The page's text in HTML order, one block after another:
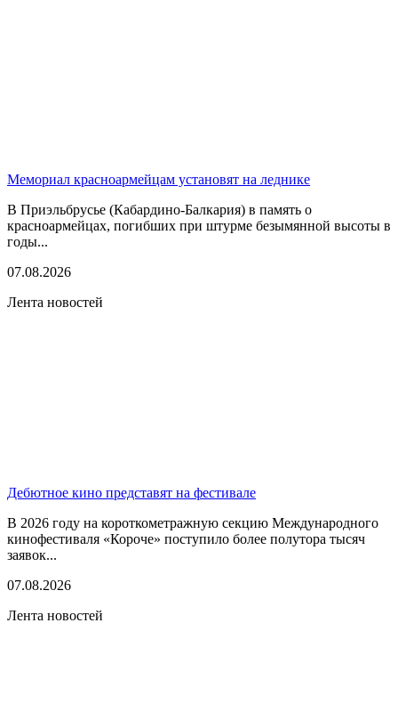
Мемориал красноармейцам установят на леднике
В Приэльбрусье (Кабардино-Балкария) в память о
красноармейцах, погибших при штурме безымянной высоты в
годы...
07.08.2026
Лента новостей
Дебютное кино представят на фестивале
В 2026 году на короткометражную секцию Международного
кинофестиваля «Короче» поступило более полутора тысяч
заявок...
07.08.2026
Лента новостей